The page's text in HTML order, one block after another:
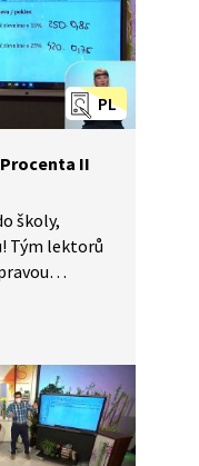
PL
II
školy,
Tým lektorů
koeficientu
je
úlohou.